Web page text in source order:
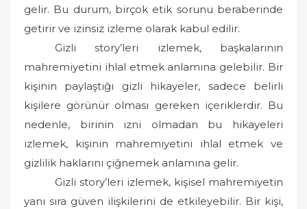
gelir. Bu durum, birçok etik sorunu beraberinde
getirir ve izinsiz izleme olarak kabul edilir.
Gizli story’leri izlemek, başkalarının
mahremiyetini ihlal etmek anlamına gelebilir. Bir
kişinin paylaştığı gizli hikayeler, sadece belirli
kişilere görünür olması gereken içeriklerdir. Bu
nedenle, birinin izni olmadan bu hikayeleri
izlemek, kişinin mahremiyetini ihlal etmek ve
gizlilik haklarını çiğnemek anlamına gelir.
Gizli story’leri izlemek, kişisel mahremiyetin
yanı sıra güven ilişkilerini de etkileyebilir. Bir kişi,